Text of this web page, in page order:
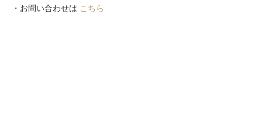
・お問い合わせは こちら